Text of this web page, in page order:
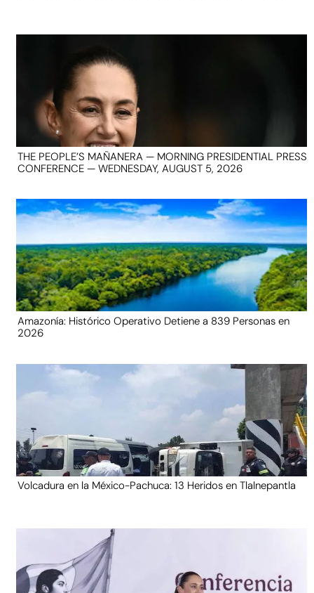
THE PEOPLE’S MAÑANERA — MORNING PRESIDENTIAL PRESS
CONFERENCE — WEDNESDAY, AUGUST 5, 2026
Amazonía: Histórico Operativo Detiene a 839 Personas en
2026
Volcadura en la México-Pachuca: 13 Heridos en Tlalnepantla